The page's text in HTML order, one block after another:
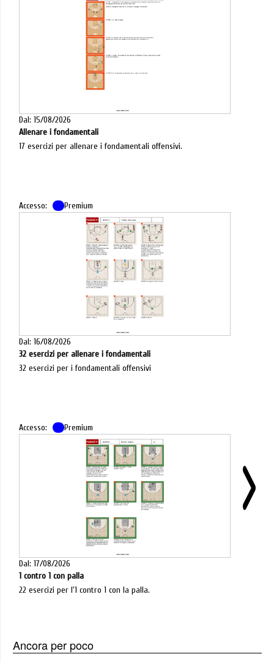
Dal: 15/08/2026
Allenare i fondamentali
17 esercizi per allenare i fondamentali offensivi.
Accesso: Premium
Dal: 16/08/2026
32 esercizi per allenare i fondamentali
32 esercizi per i fondamentali offensivi
Accesso: Premium
Dal: 17/08/2026
1 contro 1 con palla
22 esercizi per l'1 contro 1 con la palla.
Ancora per poco